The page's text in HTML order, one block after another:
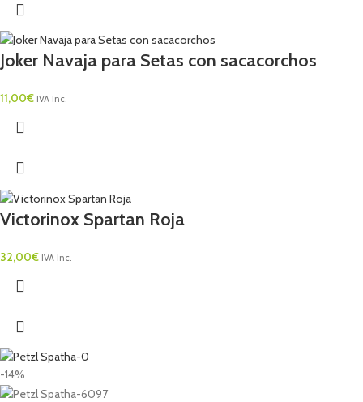
Joker Navaja para Setas con sacacorchos
11,00€ IVA Inc.
Victorinox Spartan Roja
32,00€ IVA Inc.
-14%